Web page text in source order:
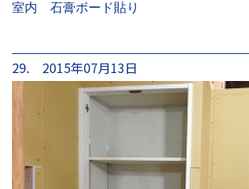
室内 石膏ボード貼り
29. 2015年07月13日